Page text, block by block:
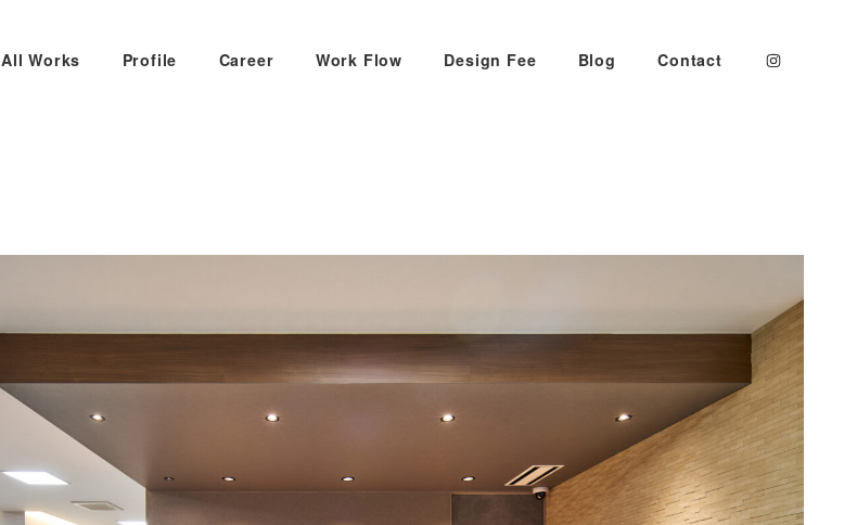
All Works Profile Career Work Flow Design Fee Blog Contact